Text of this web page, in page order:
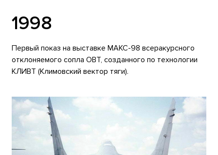
1998
Первый показ на выставке МАКС-98 всеракурсного
отклоняемого сопла ОВТ, созданного по технологии
КЛИВТ (Климовский вектор тяги).